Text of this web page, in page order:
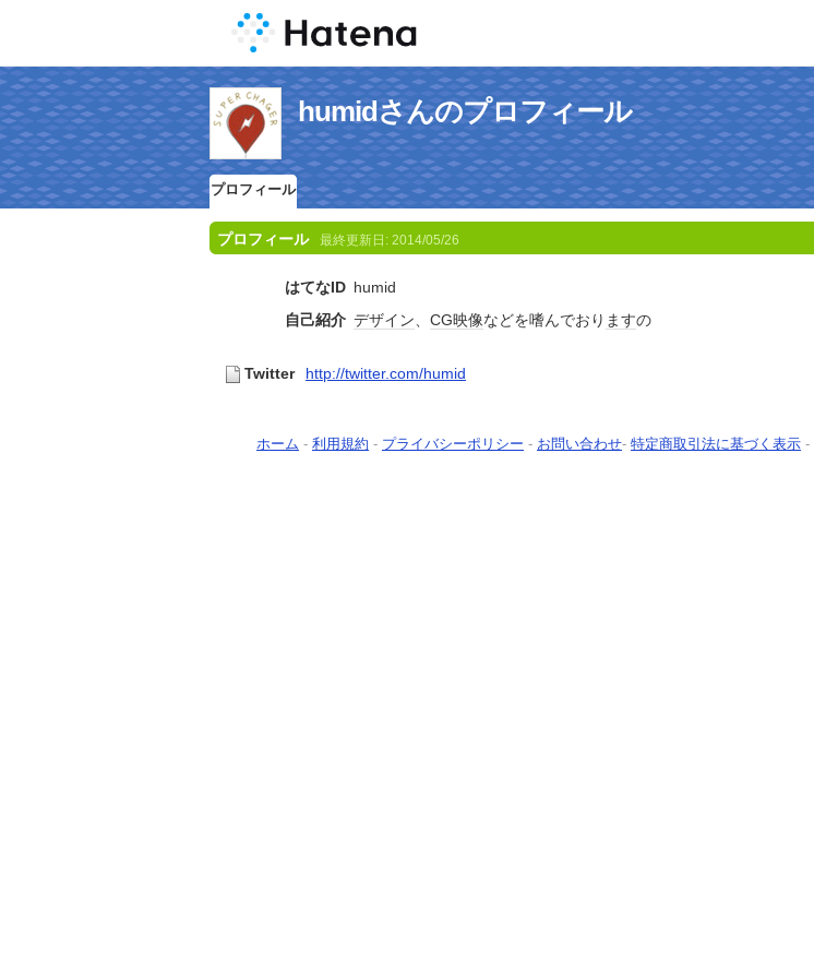
humidさんのプロフィール
プロフィール
プロフィール 最終更新日: 2014/05/26
はてなID humid
自己紹介 デザイン、 CG映像などを嗜んでおり ますの
Twitter http://twitter.com/humid
ホーム - 利用規約 - プライバシーポリシー - お問い合わせ- 特定商取引法に基づく表示 -